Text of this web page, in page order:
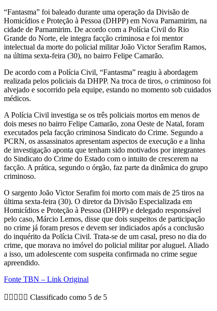
“Fantasma” foi baleado durante uma operação da Divisão de
Homicídios e Proteção à Pessoa (DHPP) em Nova Parnamirim, na
cidade de Parnamirim. De acordo com a Polícia Civil do Rio
Grande do Norte, ele integra facção criminosa e foi mentor
intelectual da morte do policial militar João Victor Serafim Ramos,
na última sexta-feira (30), no bairro Felipe Camarão.
De acordo com a Polícia Civil, “Fantasma” reagiu à abordagem
realizada pelos policiais da DHPP. Na troca de tiros, o criminoso foi
alvejado e socorrido pela equipe, estando no momento sob cuidados
médicos.
A Polícia Civil investiga se os três policiais mortos em menos de
dois meses no bairro Felipe Camarão, zona Oeste de Natal, foram
executados pela facção criminosa Sindicato do Crime. Segundo a
PCRN, os assassinatos apresentam aspectos de execução e a linha
de investigação aponta que tenham sido motivados por integrantes
do Sindicato do Crime do Estado com o intuito de crescerem na
facção. A prática, segundo o órgão, faz parte da dinâmica do grupo
criminoso.
O sargento João Victor Serafim foi morto com mais de 25 tiros na
última sexta-feira (30). O diretor da Divisão Especializada em
Homicídios e Proteção à Pessoa (DHPP) e delegado responsável
pelo caso, Márcio Lemos, disse que dois suspeitos de participação
no crime já foram presos e devem ser indiciados após a conclusão
do inquérito da Polícia Civil. Trata-se de um casal, preso no dia do
crime, que morava no imóvel do policial militar por aluguel. Aliado
a isso, um adolescente com suspeita confirmada no crime segue
apreendido.
Fonte TBN – Link Original
     Classificado como 5 de 5